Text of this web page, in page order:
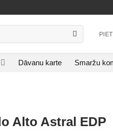
Dāvanu karte Smaržu
Alto Astral EDP